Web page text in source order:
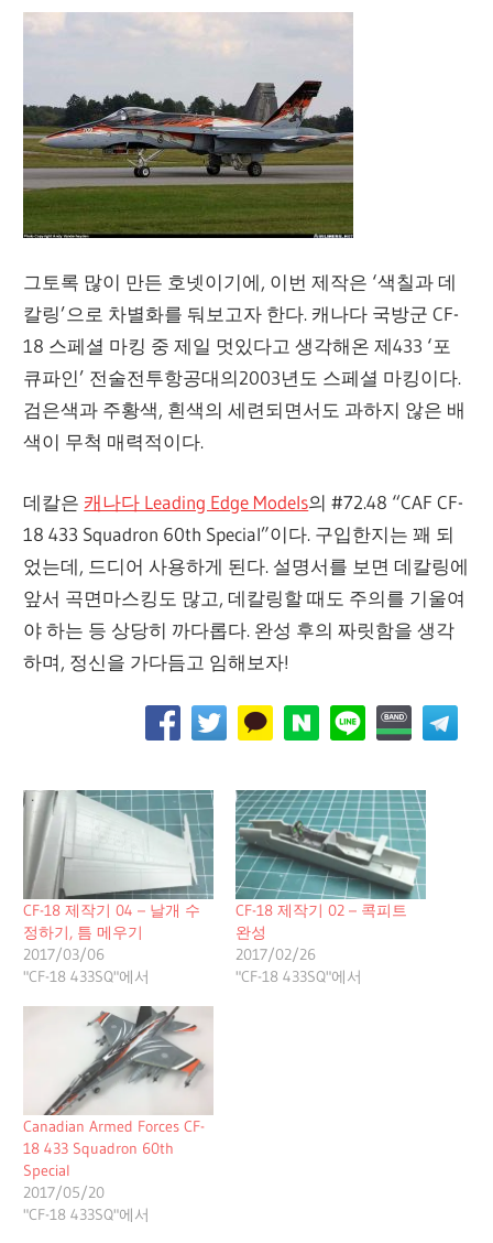
그토록 많이 만든 호넷이기에, 이번 제작은 ‘색칠과 데
칼링’으로 차별화를 둬보고자 한다. 캐나다 국방군 CF-
18 스페셜 마킹 중 제일 멋있다고 생각해온 제433 ‘포
큐파인’ 전술전투항공대의2003년도 스페셜 마킹이다.
검은색과 주황색, 흰색의 세련되면서도 과하지 않은 배
색이 무척 매력적이다.
데칼은 캐나다 Leading Edge Models의 #72.48 “CAF CF-
18 433 Squadron 60th Special”이다. 구입한지는 꽤 되
었는데, 드디어 사용하게 된다. 설명서를 보면 데칼링에
앞서 곡면마스킹도 많고, 데칼링할 때도 주의를 기울여
야 하는 등 상당히 까다롭다. 완성 후의 짜릿함을 생각
하며, 정신을 가다듬고 임해보자!
CF-18 제작기 04 – 날개 수
정하기, 틈 메우기
2017/03/06
"CF-18 433SQ"에서
CF-18 제작기 02 – 콕피트
완성
2017/02/26
"CF-18 433SQ"에서
Canadian Armed Forces CF-
18 433 Squadron 60th
Special
2017/05/20
"CF-18 433SQ"에서